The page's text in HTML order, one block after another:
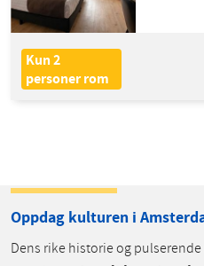
Kun 2
personer rom
Oppdag kulturen i
Dens rike historie og